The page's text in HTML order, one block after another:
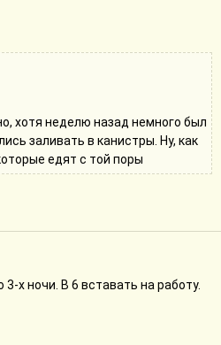
хотя неделю назад немного был
заливать в канистры. Ну, как
едят с той поры
х ночи. В 6 вставать на работу.